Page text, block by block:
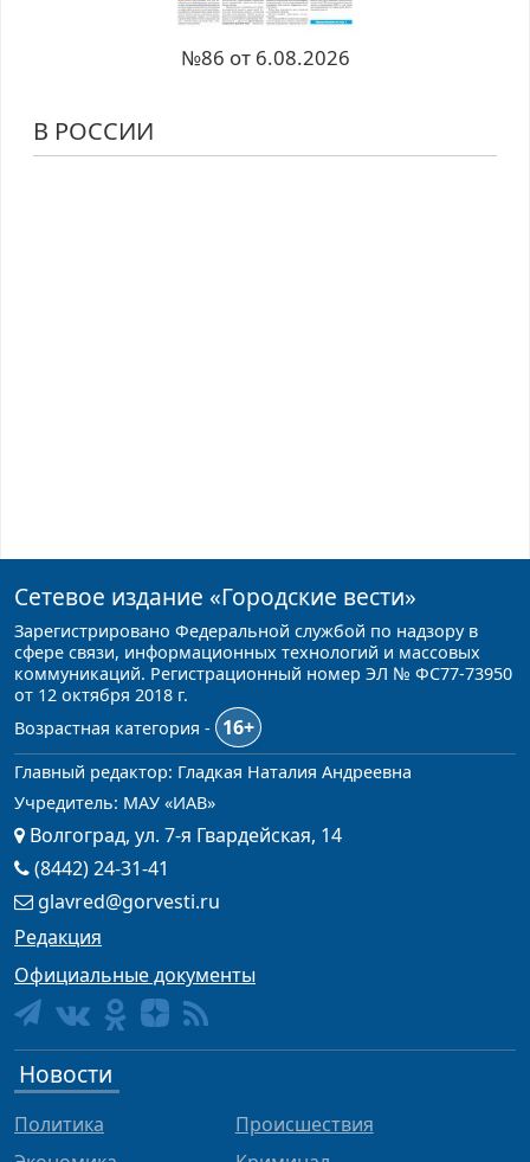
№86 от 6.08.2026
В РОССИИ
Сетевое издание «Городские вести»
Зарегистрировано Федеральной службой по надзору в
сфере связи, информационных технологий и массовых
коммуникаций. Регистрационный номер ЭЛ № ФС77-73950
от 12 октября 2018 г.
Возрастная категория -
16+
Главный редактор: Гладкая Наталия Андреевна
Учредитель: МАУ «ИАВ»
Волгоград, ул. 7-я Гвардейская, 14
(8442) 24-31-41
glavred@gorvesti.ru
Редакция
Официальные документы
Новости
Политика
Происшествия